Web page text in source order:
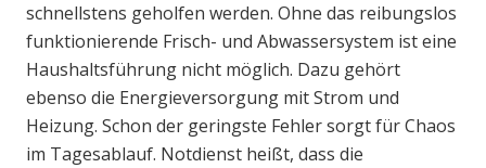
schnellstens geholfen werden. Ohne das reibungslos
funktionierende Frisch- und Abwassersystem ist eine
Haushaltsführung nicht möglich. Dazu gehört
ebenso die Energieversorgung mit Strom und
Heizung. Schon der geringste Fehler sorgt für Chaos
im Tagesablauf. Notdienst heißt, dass die